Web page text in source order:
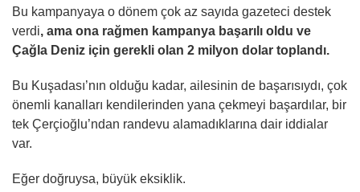
Bu kampanyaya o dönem çok az sayıda gazeteci destek
verdi, ama ona rağmen kampanya başarılı oldu ve
Çağla Deniz için gerekli olan 2 milyon dolar toplandı.
Bu Kuşadası’nın olduğu kadar, ailesinin de başarısıydı, çok
önemli kanalları kendilerinden yana çekmeyi başardılar, bir
tek Çerçioğlu’ndan randevu alamadıklarına dair iddialar
var.
Eğer doğruysa, büyük eksiklik.